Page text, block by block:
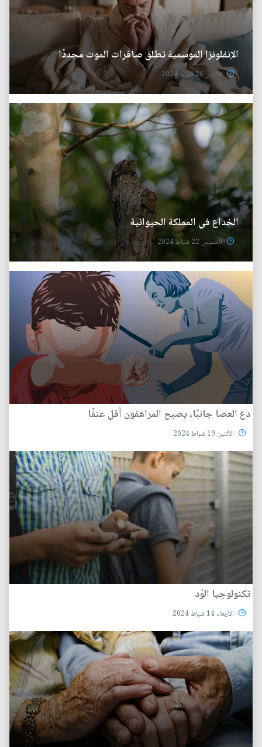
الإنفلونزا الموسمية تطلق صافرات الموت مجددًا
الأثنين 26 شباط 2024
الخداع في المملكة الحيوانية
الخميس 22 شباط 2024
دع العصا جانبًا، يصبح المراهقون أقل عنفًا
الأثنين 19 شباط 2024
تكنولوجيا الوُد
الأربعاء 14 شباط 2024